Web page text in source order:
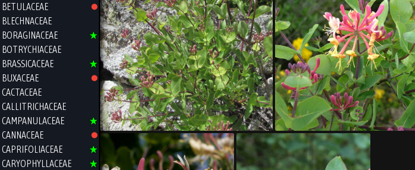
BETULACEAE
BLECHNACEAE
BORAGINACEAE
BOTRYCHIACEAE
BRASSICACEAE
BUXACEAE
CACTACEAE
CALLITRICHACEAE
CAMPANULACEAE
CANNACEAE
CAPRIFOLIACEAE
CARYOPHYLLACEAE